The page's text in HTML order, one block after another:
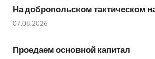
На добропольском тактическом
07.08.2026
Проедаем основной капитал